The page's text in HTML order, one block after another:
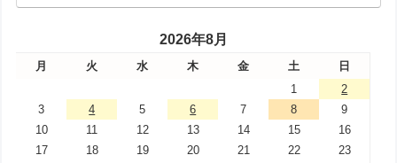
2026年8月
月 火 水 木 金 土
日
1
2
3
4 5 6 7 8
9
10
11 12 13 14 15
16
17
18 19 20 21 22
23